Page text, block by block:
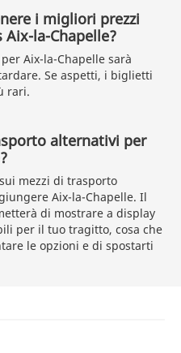
i migliori prezzi
la-Chapelle?
Aix-la-Chapelle sarà
Se aspetti, i biglietti
rari.
alternativi per
mezzi di trasporto
Aix-la-Chapelle. Il
di mostrare a display
per il tuo tragitto, cosa che
le opzioni e di spostarti